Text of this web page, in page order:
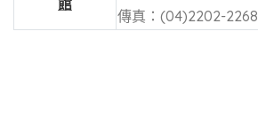
館
傳真：(04)2202-2268